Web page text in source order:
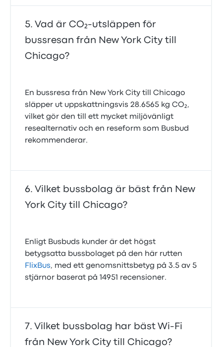
Vad är CO₂-utsläppen för
bussresan från New York City till
Chicago?
En bussresa från New York City till Chicago
släpper ut uppskattningsvis 28.6565 kg CO₂,
vilket gör den till ett mycket miljövänligt
resealternativ och en reseform som Busbud
rekommenderar.
Vilket bussbolag är bäst från New
York City till Chicago?
Enligt Busbuds kunder är det högst
betygsatta bussbolaget på den här rutten
FlixBus, med ett genomsnittsbetyg på 3.5 av 5
stjärnor baserat på 14951 recensioner.
Vilket bussbolag har bäst Wi-Fi
från New York City till Chicago?